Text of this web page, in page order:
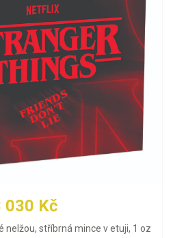
030 Kč
nelžou, stříbrná mince v etuji, 1 oz